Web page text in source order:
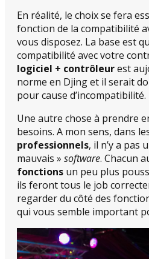
En réalité, le choix se fera
fonction de la compatibilité
vous disposez. La base est
compatibilité avec votre
logiciel + contrôleurest
norme en Djing et il serait
pour cause d’incompatibilité.
Une autre chose à prendre
besoins. A mon sens, dans
professionnels, il n’y a pas
mauvais » software. Chacun
fonctions un peu plus
ils feront tous le job
regarder du côté des
qui vous semble important